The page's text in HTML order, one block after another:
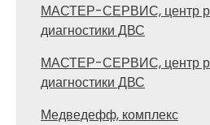
МАСТЕР-СЕРВИС, центр
диагностики ДВС
МАСТЕР-СЕРВИС, центр
диагностики ДВС
Медведефф, комплекс